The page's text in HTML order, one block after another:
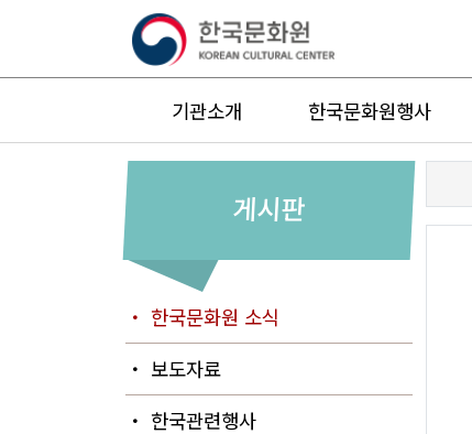
기관소개 한국문화원행사
게시판
・ 한국문화원 소식
・ 보도자료
・ 한국관련행사